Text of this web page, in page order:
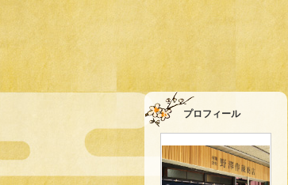
プロフィール